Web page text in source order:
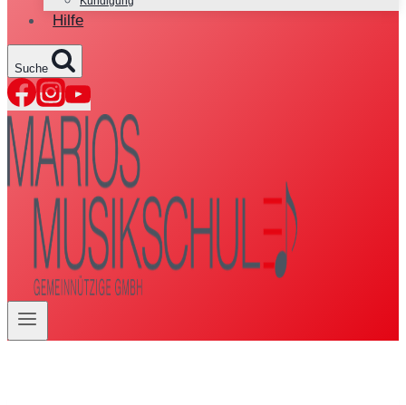
Hilfe
Suche